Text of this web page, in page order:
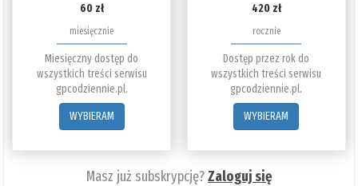
60 zł
miesięcznie
Miesięczny dostęp do
wszystkich treści serwisu
gpcodziennie.pl.
WYBIERAM
420 zł
rocznie
Dostęp przez rok do
wszystkich treści serwisu
gpcodziennie.pl.
WYBIERAM
Masz już subskrypcję?Zaloguj się